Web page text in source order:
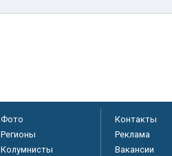
Фото
Регионы
Колумнисты
Контакты
Реклама
Вакансии